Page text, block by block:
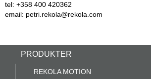
tel: +358 400 420362
email: petri.rekola@rekola.com
PRODUKTER
REKOLA MOTION